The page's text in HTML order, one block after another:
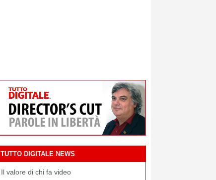
TUTTO DIGITALE NEWS
Il valore di chi fa video